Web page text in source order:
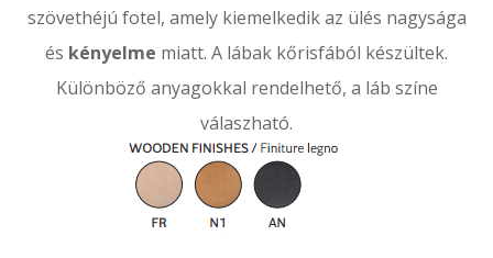
szövethéjú fotel, amely kiemelkedik az ülés nagysága
és kényelme miatt. A lábak kőrisfából készültek.
Különböző anyagokkal rendelhető, a láb színe
válaszható.